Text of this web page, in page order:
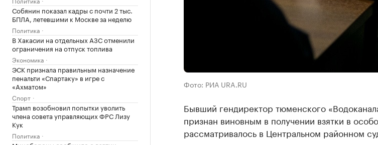
Собянин показал кадры с почти 2 тыс.
БПЛА, летевшими к Москве за неделю
Политика
В Хакасии на отдельных АЗС отменили
ограничения на отпуск топлива
Экономика
ЭСК признала правильным назначение
пенальти «Спартаку» в игре с
«Ахматом»
Спорт
Трамп возобновил попытки уволить
члена совета управляющих ФРС Лизу
Кук
Политика
Фото: РИА URA.RU
Бывший гендиректор тюменского
признан виновным в получении взятки в
рассматривалось в Центральном районном